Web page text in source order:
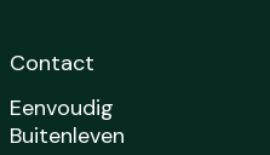
Contact
Eenvoudig
Buitenleven